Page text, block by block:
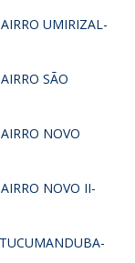
UMIRIZAL-
SÃO
NOVO
NOVO II-